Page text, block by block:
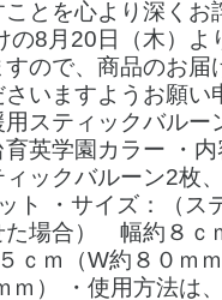
とを心より深くお
の8月20日（木）よ
ので、商品のお届
いますようお願い
用スティックバル
英学園カラー ・
ィックバルーン2枚
ト ・サイズ：（ス
た場合） 幅約８ｃ
ｃｍ（W約８０ｍ
ｍ） ・使用方法は